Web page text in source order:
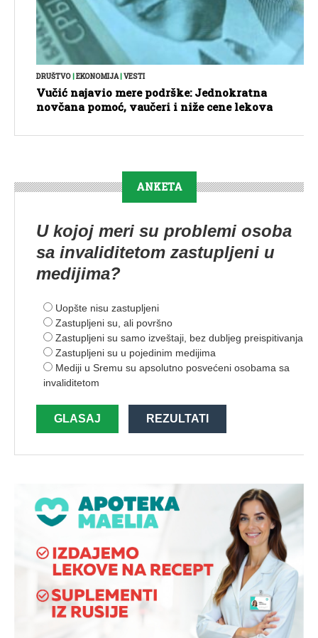
DRUŠTVO|EKONOMIJA|VESTI
Vučić najavio mere podrške: Jednokratna
novčana pomoć, vaučeri i niže cene lekova
ANKETA
U kojoj meri su problemi osoba
sa invaliditetom zastupljeni u
medijima?
Uopšte nisu zastupljeni
Zastupljeni su, ali površno
Zastupljeni su samo izveštaji, bez dubljeg preispitivanja
Zastupljeni su u pojedinim medijima
Mediji u Sremu su apsolutno posvećeni osobama sa
invaliditetom
GLASAJ REZULTATI